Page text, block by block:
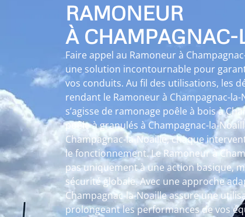
RAMONEUR
À
Faire appel au Ramoneur à
une solution incontournable pour
vos conduits. Au fil des utilisations, les
rendant le Ramoneur à Champagnac-la-
s’agisse de ramonage poêle à bois à
poêle à granulés à Champagnac-la-
Champagnac-la-Noaille, chaque
le fonctionnement. Le Ramoneur à
pas uniquement à une action basique,
sécurité globale. Avec une approche
Champagnac-la-Noaille assure une
prolongeant les performances de vos